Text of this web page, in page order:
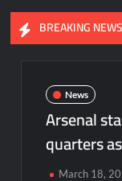
BREAKING NEWS
And Take A
News
Arsenal
quarters
March 18,